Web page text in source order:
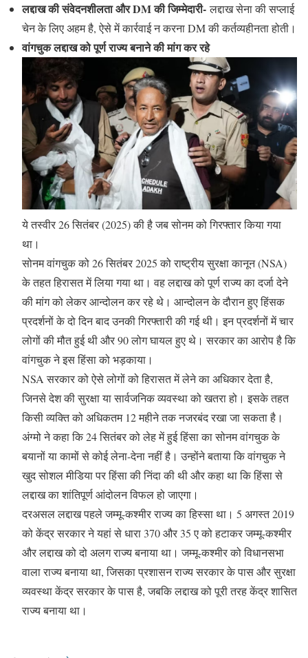
लद्दाख की संवेदनशीलता और DM की जिम्मेदारी-लद्दाख सेना की सप्लाई
चेन के लिए अहम है, ऐसे में कार्रवाई न करना DM की कर्तव्यहीनता होती।
वांगचुक लद्दाख को पूर्ण राज्य बनाने की मांग कर रहे
ये तस्वीर 26 सितंबर (2025) की है जब सोनम को गिरफ्तार किया गया
था।
सोनम वांगचुक को 26 सितंबर 2025 को राष्ट्रीय सुरक्षा कानून (NSA)
के तहत हिरासत में लिया गया था। वह लद्दाख को पूर्ण राज्य का दर्जा देने
की मांग को लेकर आन्दोलन कर रहे थे। आन्दोलन के दौरान हुए हिंसक
प्रदर्शनों के दो दिन बाद उनकी गिरफ्तारी की गई थी। इन प्रदर्शनों में चार
लोगों की मौत हुई थी और 90 लोग घायल हुए थे। सरकार का आरोप है कि
वांगचुक ने इस हिंसा को भड़काया।
NSA सरकार को ऐसे लोगों को हिरासत में लेने का अधिकार देता है,
जिनसे देश की सुरक्षा या सार्वजनिक व्यवस्था को खतरा हो। इसके तहत
किसी व्यक्ति को अधिकतम 12 महीने तक नजरबंद रखा जा सकता है।
अंग्मो ने कहा कि 24 सितंबर को लेह में हुई हिंसा का सोनम वांगचुक के
बयानों या कामों से कोई लेना-देना नहीं है। उन्होंने बताया कि वांगचुक ने
खुद सोशल मीडिया पर हिंसा की निंदा की थी और कहा था कि हिंसा से
लद्दाख का शांतिपूर्ण आंदोलन विफल हो जाएगा।
दरअसल लद्दाख पहले जम्मू-कश्मीर राज्य का हिस्सा था। 5 अगस्त 2019
को केंद्र सरकार ने यहां से धारा 370 और 35 ए को हटाकर जम्मू-कश्मीर
और लद्दाख को दो अलग राज्य बनाया था। जम्मू-कश्मीर को विधानसभा
वाला राज्य बनाया था, जिसका प्रशासन राज्य सरकार के पास और सुरक्षा
व्यवस्था केंद्र सरकार के पास है, जबकि लद्दाख को पूरी तरह केंद्र शासित
राज्य बनाया था।